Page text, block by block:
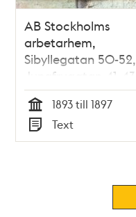
AB Stockholms
arbetarhem,
Sibyllegatan 50-52,
Jungfrugatan 41-43
(Storken 12)
Tid
1893 till 1897
Typ
Text